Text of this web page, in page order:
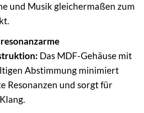
und Musik gleichermaßen zum
Das MDF-Gehäuse mit
Abstimmung minimiert
Resonanzen und sorgt für